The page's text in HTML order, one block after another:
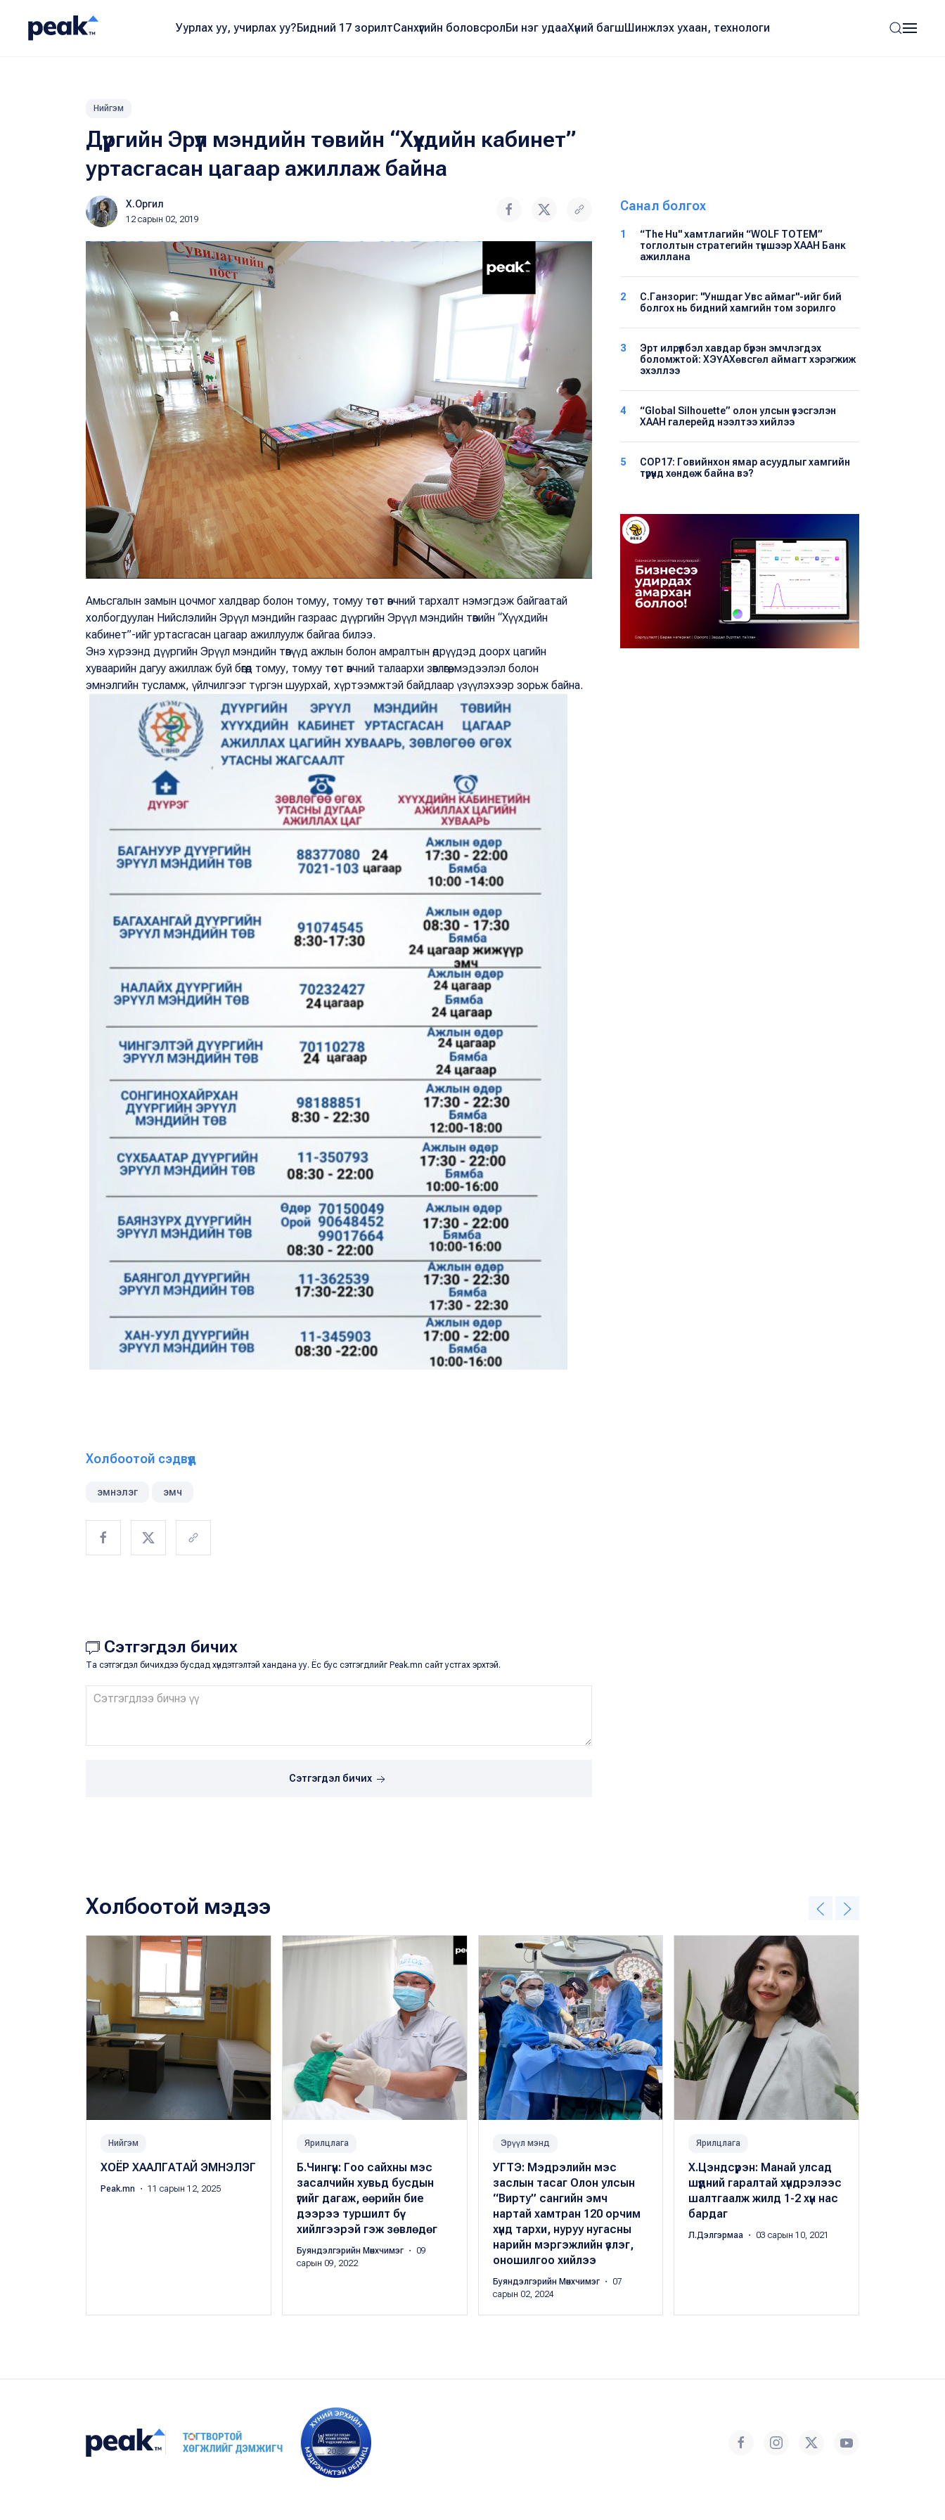
Уурлах уу, учирлах уу?Бидний 17 зорилтСанхүүгийн боловсролБи нэг удааХүний багшШинжлэх ухаан, технологи
Нийгэм
Дүүргийн Эрүүл мэндийн төвийн “Хүүхдийн кабинет”
уртасгасан цагаар ажиллаж байна
Х.Оргил
12 сарын 02, 2019
Амьсгалын замын цочмог халдвар болон томуу, томуу төст өвчний тархалт нэмэгдэж байгаатай
холбогдуулан Нийслэлийн Эрүүл мэндийн газраас дүүргийн Эрүүл мэндийн төвийн “Хүүхдийн
кабинет”-ийг уртасгасан цагаар ажиллуулж байгаа билээ.
Энэ хүрээнд дүүргийн Эрүүл мэндийн төвүүд ажлын болон амралтын өдрүүдэд доорх цагийн
хуваарийн дагуу ажиллаж буй бөгөөд томуу, томуу төст өвчний талаархи зөвлөгөө, мэдээлэл болон
эмнэлгийн тусламж, үйлчилгээг түргэн шуурхай, хүртээмжтэй байдлаар үзүүлэхээр зорьж байна.
Холбоотой сэдвүүд
эмнэлэг эмч
Сэтгэгдэл бичих
Та сэтгэгдэл бичихдээ бусдад хүндэтгэлтэй хандана уу. Ёс бус сэтгэгдлийг Peak.mn сайт устгах эрхтэй.
Сэтгэгдэл бичих
Санал болгох
1
“The Hu" хамтлагийн “WOLF TOTEM”
тоглолтын стратегийн түншээр ХААН Банк
ажиллана
2
С.Ганзориг: "Уншдаг Увс аймаг"-ийг бий
болгох нь бидний хамгийн том зорилго
3
Эрт илрүүлбэл хавдар бүрэн эмчлэгдэх
боломжтой: ХЭҮА​Хөвсгөл аймагт хэрэгжиж
эхэллээ
4
“Global Silhouette” олон улсын үзэсгэлэн
ХААН галерейд нээлтээ хийлээ
5
COP17: Говийнхон ямар асуудлыг хамгийн
түрүүнд хөндөж байна вэ?
Холбоотой мэдээ
Нийгэм
ХОЁР ХААЛГАТАЙ ЭМНЭЛЭГ
Peak.mn ・ 11 сарын 12, 2025
Ярилцлага
Б.Чингүн: Гоо сайхны мэс
засалчийн хувьд бусдын
үгийг дагаж, өөрийн бие
дээрээ туршилт бүү
хийлгээрэй гэж зөвлөдөг
Буяндэлгэрийн Мөнхчимэг ・ 09
сарын 09, 2022
Эрүүл мэнд
УГТЭ: Мэдрэлийн мэс
заслын тасаг Олон улсын
“Вирту” сангийн эмч
нартай хамтран 120 орчим
хүнд тархи, нуруу нугасны
нарийн мэргэжлийн үзлэг,
оношилгоо хийлээ
Буяндэлгэрийн Мөнхчимэг ・ 07
сарын 02, 2024
Ярилцлага
Х.Цэндсүрэн: Манай улсад
шүдний гаралтай хүндрэлээс
шалтгаалж жилд 1-2 хүн нас
бардаг
Л.Дэлгэрмаа ・ 03 сарын 10, 2021